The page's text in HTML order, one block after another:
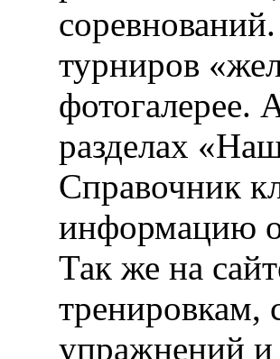
турниров
фотогалерее.
разделах
Справочник
информацию о
Так же на
тренировкам,
упражнений и